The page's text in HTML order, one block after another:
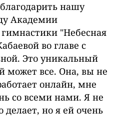
нашу
Академии
"Небесная
во главе с
Это уникальный
может все. Она, вы не
онлайн, мне
со всеми нами. Я не
делает, но я ей очень